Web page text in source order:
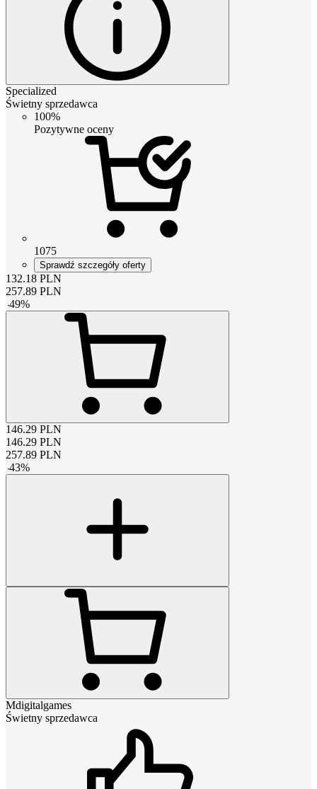
Specialized
Świetny sprzedawca
100%
Pozytywne oceny
1075
Sprawdź szczegóły oferty
132.18 PLN
257.89 PLN
-49%
146.29 PLN
146.29 PLN
257.89 PLN
-43%
Mdigitalgames
Świetny sprzedawca